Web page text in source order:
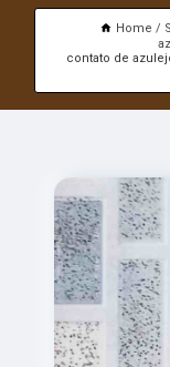
Home
contato de